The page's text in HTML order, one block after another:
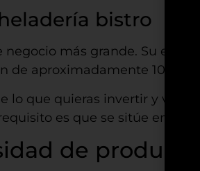
bistro
negocio más grande. Su
de aproximadamente
lo que quieras invertir y
es que se sitúe en un
de productos